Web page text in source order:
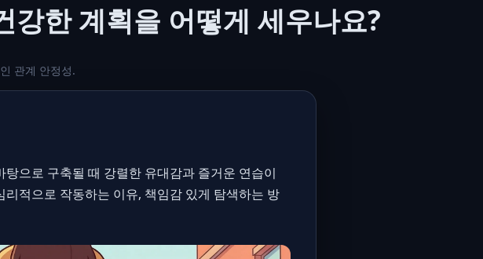
한 계획을 어떻게 세우나요?
관계 안정성.
으로 구축될 때 강렬한 유대감과 즐거운 연습이
적으로 작동하는 이유, 책임감 있게 탐색하는 방